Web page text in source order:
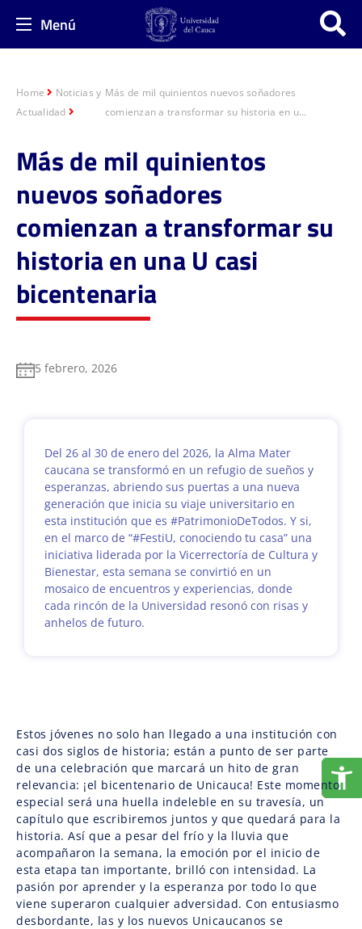
Menú
Home
Noticias y
Actualidad
Más de mil quinientos nuevos soñadores
comienzan a transformar su historia en u...
Más de mil quinientos
nuevos soñadores
comienzan a transformar su
historia en una U casi
bicentenaria
5 febrero, 2026
Del 26 al 30 de enero del 2026, la Alma Mater
caucana se transformó en un refugio de sueños y
esperanzas, abriendo sus puertas a una nueva
generación que inicia su viaje universitario en
esta institución que es #PatrimonioDeTodos. Y si,
en el marco de “#FestiU, conociendo tu casa” una
iniciativa liderada por la Vicerrectoría de Cultura y
Bienestar, esta semana se convirtió en un
mosaico de encuentros y experiencias, donde
cada rincón de la Universidad resonó con risas y
anhelos de futuro.
Estos jóvenes no solo han llegado a una institución con
casi dos siglos de historia; están a punto de ser parte
de una celebración que marcará un hito de gran
relevancia: ¡el bicentenario de Unicauca! Este momento
especial será una huella indeleble en su travesía, un
capítulo que escribiremos juntos y que quedará para la
historia. Así que a pesar del frío y la lluvia que
acompañaron la semana, la emoción por el inicio de
esta etapa tan importante, brilló con intensidad. La
pasión por aprender y la esperanza por todo lo que
viene superaron cualquier adversidad. Con entusiasmo
desbordante, las y los nuevos Unicaucanos se